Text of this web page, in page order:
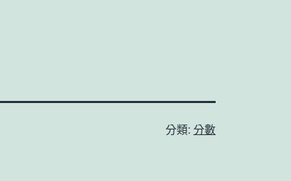
分類: 分數